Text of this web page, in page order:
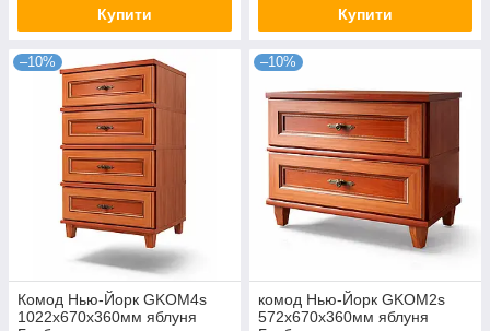
Купити Купити
–10%
Комод Нью-Йорк GKOM4s
1022х670х360мм яблуня
–10%
комод Нью-Йорк GKOM2s
572х670х360мм яблуня